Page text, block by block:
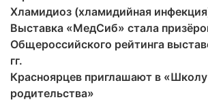
Хламидиоз (хламидийная
Выставка «МедСиб» стала
Общероссийского рейтинга
гг.
Красноярцев приглашают в «Школу
родительства»